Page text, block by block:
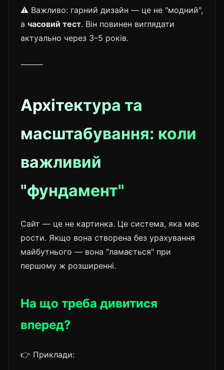
⚠️ Важливо: гарний дизайн — це не "модний",
а часовий тест. Він повинен виглядати
актуально через 3–5 років.
⸻
Архітектура та
масштабування: коли
важливий
"фундамент"
Сайт — це не картинка. Це система, яка має
рости. Якщо вона створена без урахування
майбутнього — вона "ламається" при
першому ж розширенні.
На що треба дивитися
вперед?
👉 Приклади: